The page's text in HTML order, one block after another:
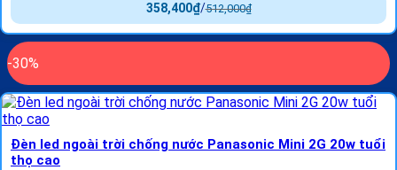
512,000₫
/
358,400₫
-30%
Đèn led ngoài trời chống nước Panasonic Mini 2G 20w tuổi
thọ cao